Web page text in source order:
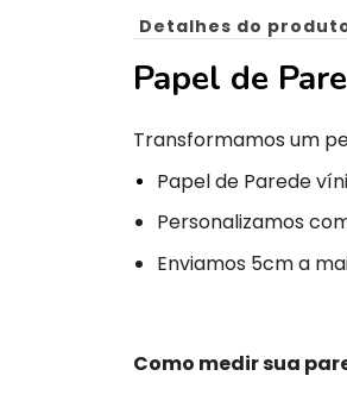
Detalhes do
Papel de
Transformamos um
Papel de Parede
Personalizamos
Enviamos 5cm a
Como medir sua